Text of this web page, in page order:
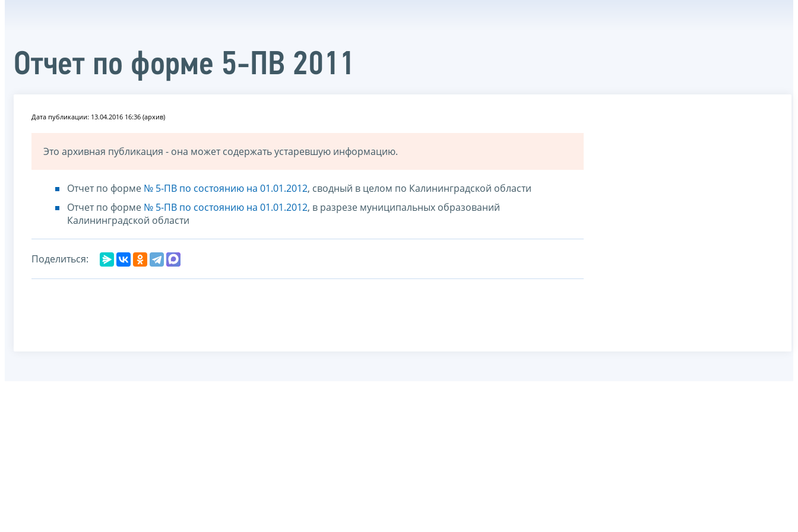
Отчет по форме 5-ПВ 2011
Дата публикации: 13.04.2016 16:36 (архив)
Это архивная публикация - она может содержать устаревшую информацию.
Отчет по форме № 5-ПВ по состоянию на 01.01.2012, сводный в целом по Калининградской области
Отчет по форме № 5-ПВ по состоянию на 01.01.2012, в разрезе муниципальных образований
Калининградской области
Поделиться: